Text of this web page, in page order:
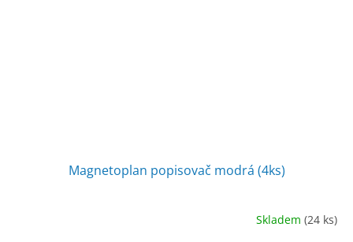
Magnetoplan popisovač modrá (4ks)
Skladem (24 ks)